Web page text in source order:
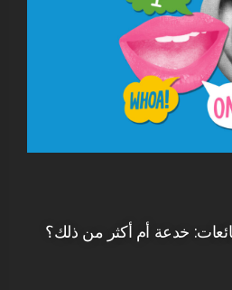
خدعة أم أكثر من ذلك؟